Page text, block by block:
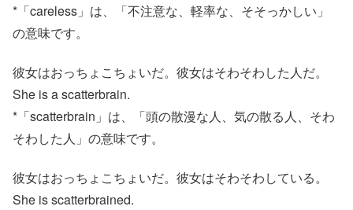
*「careless」は、「不注意な、軽率な、そそっかしい」
の意味です。
彼女はおっちょこちょいだ。彼女はそわそわした人だ。
She is a scatterbrain.
*「scatterbrain」は、「頭の散漫な人、気の散る人、そわ
そわした人」の意味です。
彼女はおっちょこちょいだ。彼女はそわそわしている。
She is scatterbrained.